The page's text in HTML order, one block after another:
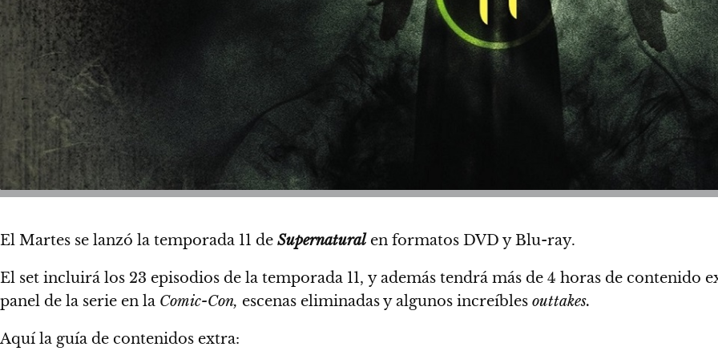
El Martes se lanzó la temporada 11 de Supernatural en formatos DVD y Blu-ray.
El set incluirá los 23 episodios de la temporada 11, y además tendrá más de 4 horas de
panel de la serie en la Comic-Con, escenas eliminadas y algunos increíbles outtakes.
Aquí la guía de contenidos extra: